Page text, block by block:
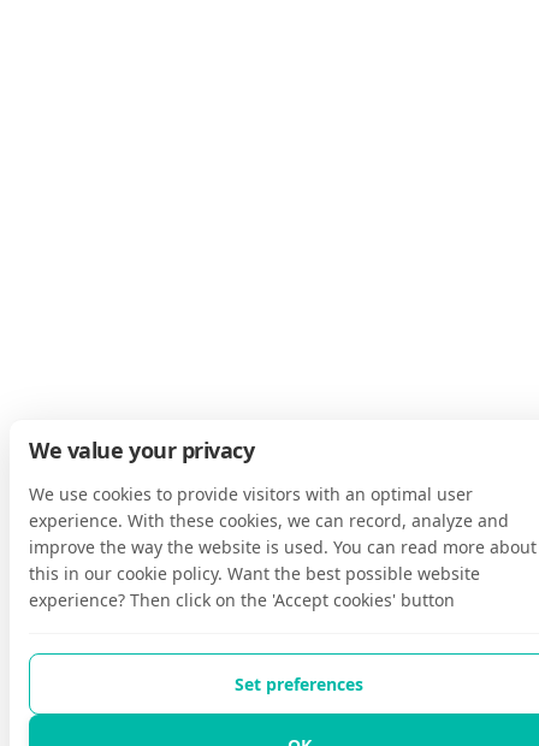
We value your privacy
We use cookies to provide visitors with an optimal user
experience. With these cookies, we can record, analyze and
improve the way the website is used. You can read more about
this in our cookie policy. Want the best possible website
experience? Then click on the 'Accept cookies' button
Set preferences